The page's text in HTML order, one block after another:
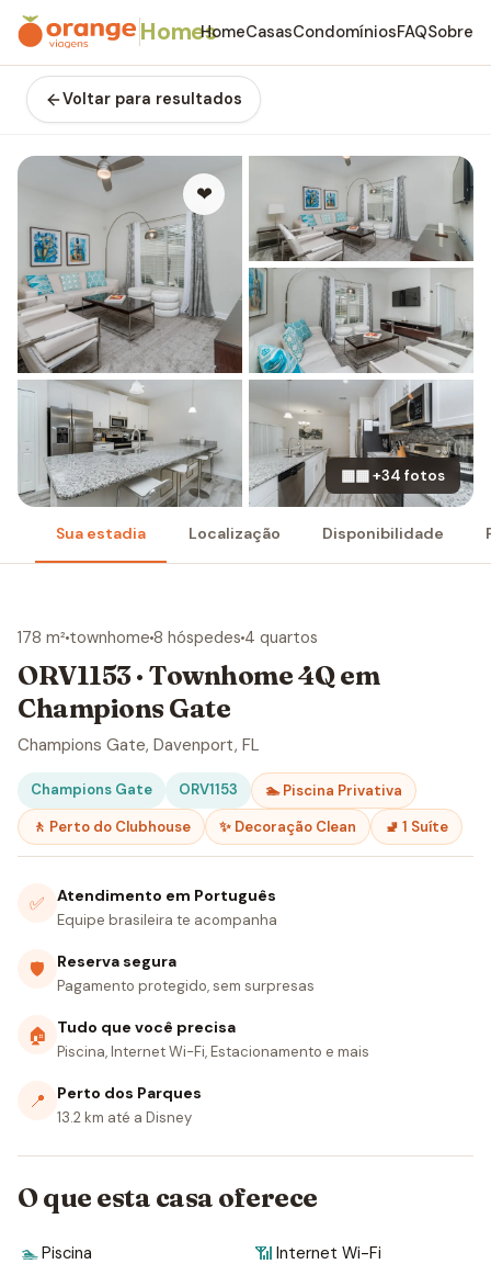
HomesHomeCasasCondomíniosFAQSobre
Voltar para resultados
❤
▦▦ +34 fotos
Sua estadia Localização Disponibilidade
178 m² townhome 8 hóspedes 4 quartos
ORV1153 · Townhome 4Q em
Champions Gate
Champions Gate, Davenport, FL
Champions Gate ORV1153
🏊 Piscina Privativa
🚶 Perto do Clubhouse
✨ Decoração Clean 🚽 1 Suíte
✅ Atendimento em Português
Equipe brasileira te acompanha
🛡 Reserva segura
Pagamento protegido, sem surpresas
🏠 Tudo que você precisa
Piscina, Internet Wi-Fi, Estacionamento e mais
📍 Perto dos Parques
13.2 km até a Disney
O que esta casa oferece
🏊Piscina 📶 Internet Wi-Fi